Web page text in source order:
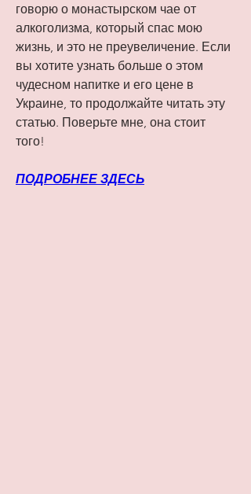
говорю о монастырском чае от
алкоголизма, который спас мою
жизнь, и это не преувеличение. Если
вы хотите узнать больше о этом
чудесном напитке и его цене в
Украине, то продолжайте читать эту
статью. Поверьте мне, она стоит
того!
ПОДРОБНЕЕ ЗДЕСЬ